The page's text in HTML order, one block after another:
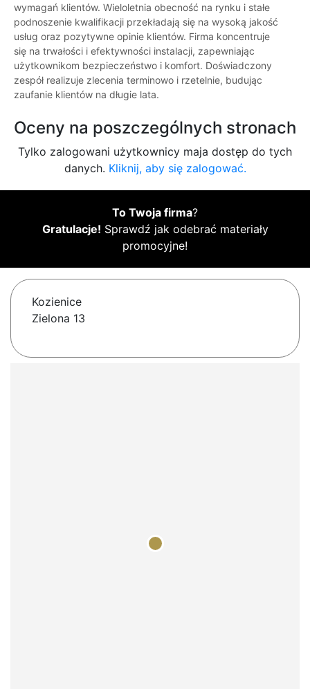
wymagań klientów. Wieloletnia obecność na rynku i stałe
podnoszenie kwalifikacji przekładają się na wysoką jakość
usług oraz pozytywne opinie klientów. Firma koncentruje
się na trwałości i efektywności instalacji, zapewniając
użytkownikom bezpieczeństwo i komfort. Doświadczony
zespół realizuje zlecenia terminowo i rzetelnie, budując
zaufanie klientów na długie lata.
Oceny na poszczególnych stronach
Tylko zalogowani użytkownicy maja dostęp do tych
danych. Kliknij, aby się zalogować.
To Twoja firma?
Gratulacje! Sprawdź jak odebrać materiały
promocyjne!
Kozienice
Zielona 13